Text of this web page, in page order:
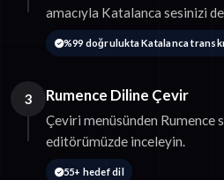
amacıyla Katalanca sesinizi
%99 doğrulukta Katalanca
3 Rumence Diline Çevir
Çeviri menüsünden Rumence
editörümüzde inceleyin.
55+ hedef dil